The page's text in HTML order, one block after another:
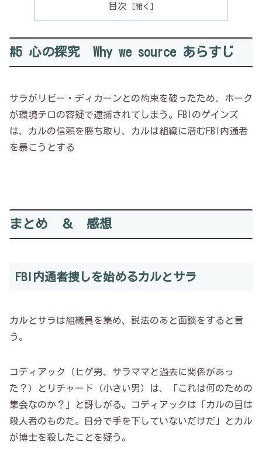
目次
#5 心の探究 Why we source あらすじ
サラがリビー・ディカーンとの約束を破ったため、ホーク
が環境テロの容疑で逮捕されてしまう。FBIのゲインズ
は、カルの信頼を勝ち取り、カルは組織に潜むFBI内通者
を暴こうとする
まとめ ＆ 感想
FBI内通者捜しを始めるカルとサラ
カルとサラは組織員を集め、説法のあと面談をすると言
う。
コディアック（ヒゲ男、サラママと過去に関係があっ
た？）とリチャード（小さい男）は、「これは何のための
集会なのか？」と訝しがる。コディアックは「カルの目は
殺人者のものだ。自分で手を下していないだけだ」とカル
が博士を殺したことを疑う。